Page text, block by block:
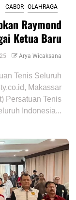
CABOR OLAHRAGA
Raymond
Ketua Baru
Arya Wicaksana
Tenis Seluruh
Makassar
Persatuan Tenis
Indonesia...